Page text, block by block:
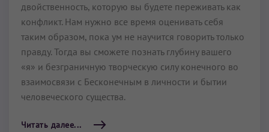
двойственность, которую вы будете переживать как
конфликт. Нам нужно все время оценивать себя
таким образом, пока ум не научится говорить только
правду. Тогда вы сможете познать глубину вашего
«я» и безграничную творческую силу конечного во
взаимосвязи с Бесконечным в личности и бытии
человеческого существа.
Читать далее...